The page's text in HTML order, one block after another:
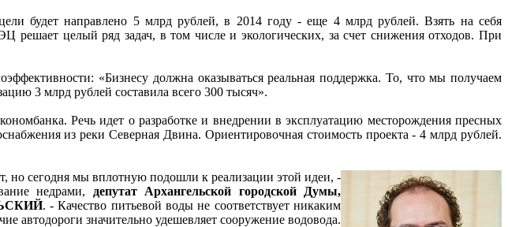
будет направлено 5 млрд рублей, в 2014 году - еще 4 млрд рублей. Взять на себя
решает целый ряд задач, в том числе и экологических, за счет снижения отходов. При
«Бизнесу должна оказываться реальная поддержка. То, что мы получаем
3 млрд рублей составила всего 300 тысяч».
Речь идет о разработке и внедрении в эксплуатацию месторождения пресных
из реки Северная Двина. Ориентировочная стоимость проекта - 4 млрд рублей.
но сегодня мы вплотную подошли к реализации этой идеи, -
недрами, депутат Архангельской городской Думы,
. - Качество питьевой воды не соответствует никаким
автодороги значительно удешевляет сооружение водовода.